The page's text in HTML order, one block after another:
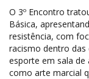
O 3º Encontro
Básica,
resistência, com
racismo dentro das
esporte em sala
como arte marcial